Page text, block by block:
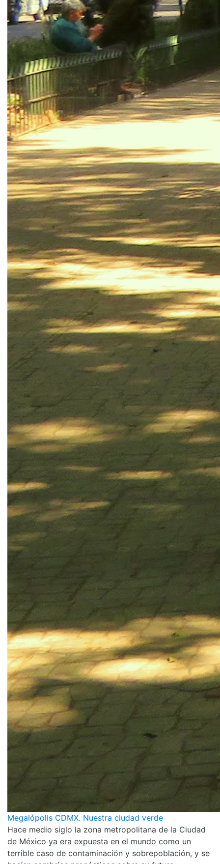
Megalópolis CDMX. Nuestra ciudad verde
Hace medio siglo la zona metropolitana de la Ciudad
de México ya era expuesta en el mundo como un
terrible caso de contaminación y sobrepoblación, y se